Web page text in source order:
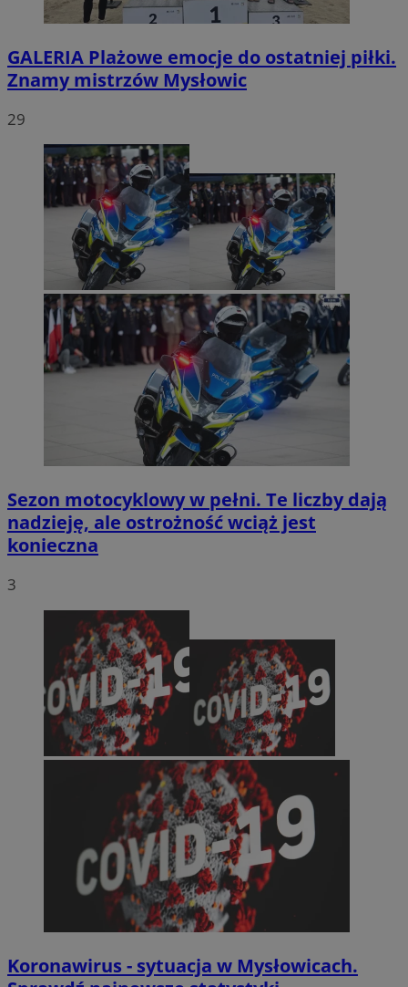
GALERIA Plażowe emocje do ostatniej piłki.
Znamy mistrzów Mysłowic
29
Sezon motocyklowy w pełni. Te liczby dają
nadzieję, ale ostrożność wciąż jest
konieczna
3
Koronawirus - sytuacja w Mysłowicach.